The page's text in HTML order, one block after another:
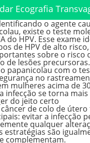
Ecografia
o agente
existe o teste
do HPV. Esse exame
de HPV de alto
sobre o risco
de lesões precursoras.
papanicolau com o
no
mulheres acima de
infecção se torna
do jeito certo
de colo de
evitar a infecção
qualquer
estratégias são
complementam.